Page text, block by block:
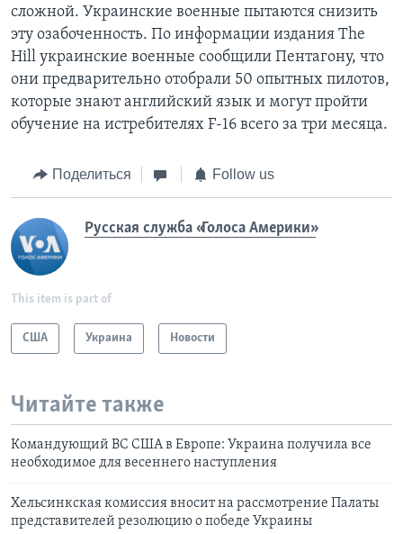
сложной. Украинские военные пытаются снизить
эту озабоченность. По информации издания The
Hill украинские военные сообщили Пентагону, что
они предварительно отобрали 50 опытных пилотов,
которые знают английский язык и могут пройти
обучение на истребителях F-16 всего за три месяца.
Поделиться Follow us
Русская служба «Голоса Америки»
This item is part of
США Украина Новости
Читайте также
Командующий ВС США в Европе: Украина получила все
необходимое для весеннего наступления
Хельсинкская комиссия вносит на рассмотрение Палаты
представителей резолюцию о победе Украины